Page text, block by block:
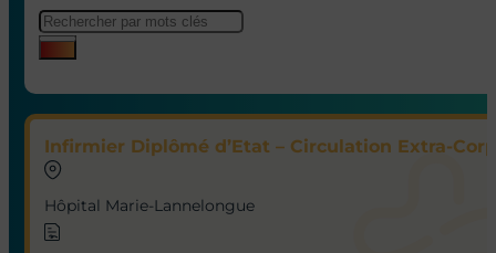
Infirmier Diplômé d’Etat – Circulation Extra-
Hôpital Marie-Lannelongue